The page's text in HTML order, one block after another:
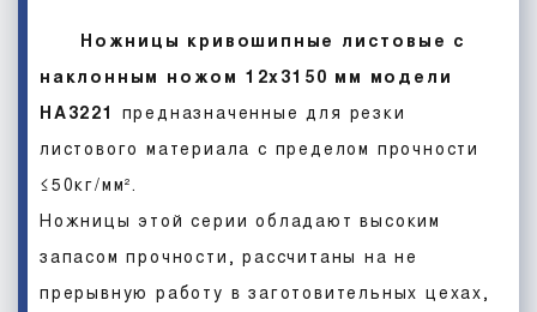
Ножницы кривошипные листовые с
наклонным ножом 12х3150 мм модели
НА3221 предназначенные для резки
листового материала с пределом прочности
≤50кг/мм².
Ножницы этой серии обладают высоким
запасом прочности, рассчитаны на не
прерывную работу в заготовительных цехах,